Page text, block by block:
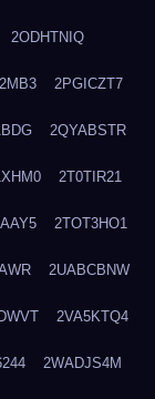
2ODHTNIQ
2PGICZT7
2QYABSTR
2T0TIR21
2TOT3HO1
2UABCBNW
2VA5KTQ4
2WADJS4M